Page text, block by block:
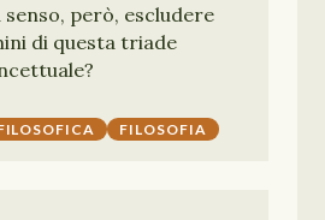
però, escludere
di questa triade
FILOSOFIA